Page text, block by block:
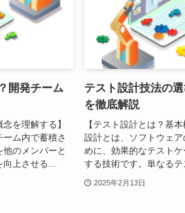
開発チーム
を理解する】
ム内で蓄積さ
のメンバーと
上させる...
テスト設計技法の
を徹底解説
【テスト設計とは？基
設計とは、ソフトウェ
めに、効果的なテスト
する技術です。単なるテ
2025年2月13日